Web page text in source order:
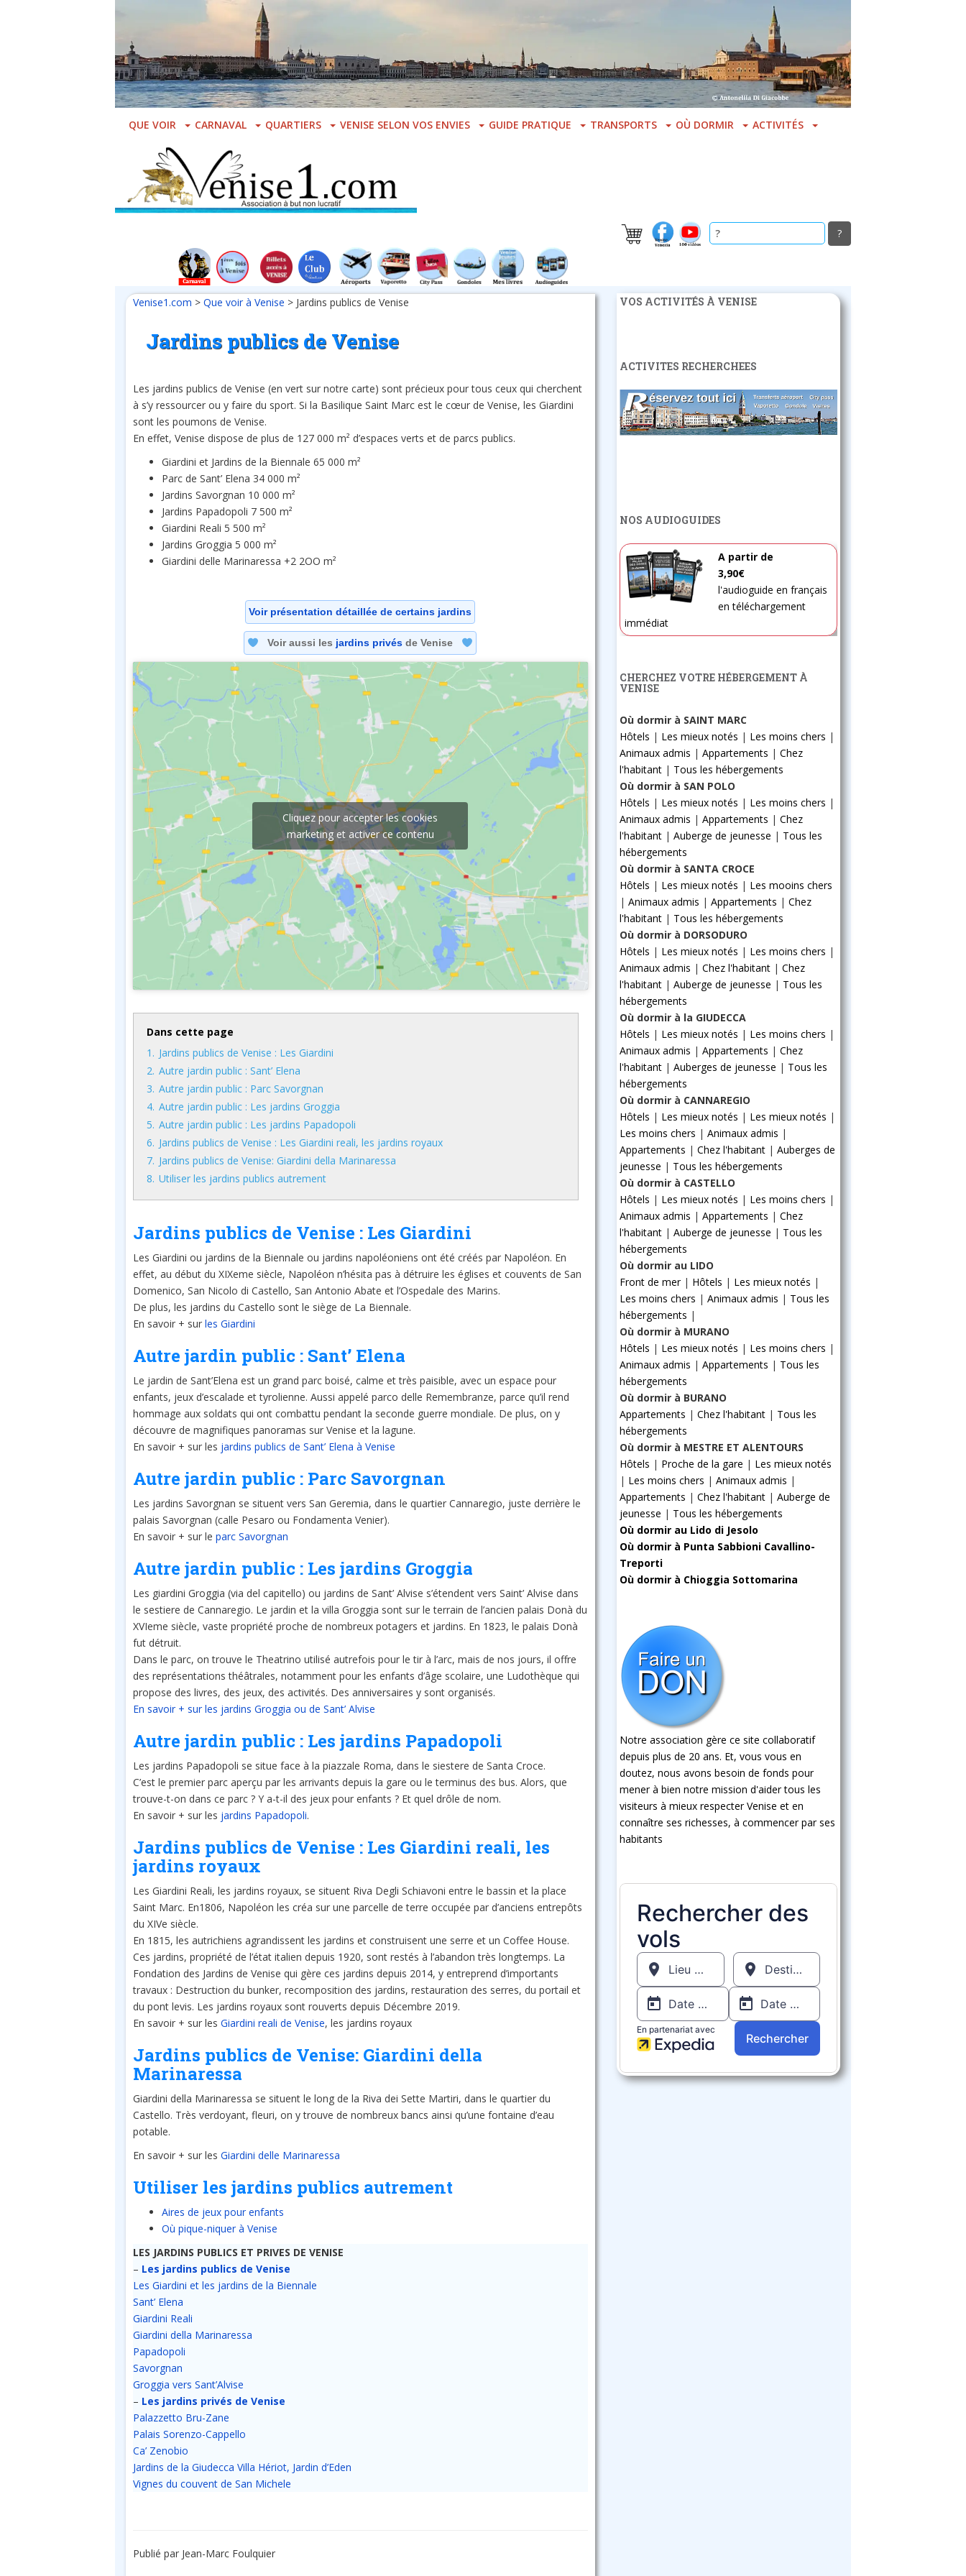
main
content
QUE VOIR CARNAVAL QUARTIERS VENISE SELON VOS ENVIES GUIDE PRATIQUE TRANSPORTS OÙ DORMIR ACTIVITÉS
Venise1.com > Que voir à Venise > Jardins publics de Venise
Jardins publics de Venise
Les jardins publics de Venise (en vert sur notre carte) sont précieux pour tous ceux qui cherchent
à s’y ressourcer ou y faire du sport. Si la Basilique Saint Marc est le cœur de Venise, les Giardini
sont les poumons de Venise.
En effet, Venise dispose de plus de 127 000 m² d’espaces verts et de parcs publics.
Giardini et Jardins de la Biennale 65 000 m²
Parc de Sant’ Elena 34 000 m²
Jardins Savorgnan 10 000 m²
Jardins Papadopoli 7 500 m²
Giardini Reali 5 500 m²
Jardins Groggia 5 000 m²
Giardini delle Marinaressa +2 2OO m²
Voir présentation détaillée de certains jardins
Voir aussi les jardins privés de Venise
Cliquez pour accepter les cookies
marketing et activer ce contenu
Dans cette page
1. Jardins publics de Venise : Les Giardini
2. Autre jardin public : Sant’ Elena
3. Autre jardin public : Parc Savorgnan
4. Autre jardin public : Les jardins Groggia
5. Autre jardin public : Les jardins Papadopoli
6. Jardins publics de Venise : Les Giardini reali, les jardins royaux
7. Jardins publics de Venise: Giardini della Marinaressa
8. Utiliser les jardins publics autrement
Jardins publics de Venise : Les Giardini
Les Giardini ou jardins de la Biennale ou jardins napoléoniens ont été créés par Napoléon. En
effet, au début du XIXeme siècle, Napoléon n’hésita pas à détruire les églises et couvents de San
Domenico, San Nicolo di Castello, San Antonio Abate et l’Ospedale des Marins.
De plus, les jardins du Castello sont le siège de La Biennale.
En savoir + sur les Giardini
Autre jardin public : Sant’ Elena
Le jardin de Sant’Elena est un grand parc boisé, calme et très paisible, avec un espace pour
enfants, jeux d’escalade et tyrolienne. Aussi appelé parco delle Remembranze, parce qu’il rend
hommage aux soldats qui ont combattu pendant la seconde guerre mondiale. De plus, on y
découvre de magnifiques panoramas sur Venise et la lagune.
En savoir + sur les jardins publics de Sant’ Elena à Venise
Autre jardin public : Parc Savorgnan
Les jardins Savorgnan se situent vers San Geremia, dans le quartier Cannaregio, juste derrière le
palais Savorgnan (calle Pesaro ou Fondamenta Venier).
En savoir + sur le parc Savorgnan
Autre jardin public : Les jardins Groggia
Les giardini Groggia (via del capitello) ou jardins de Sant’ Alvise s’étendent vers Saint’ Alvise dans
le sestiere de Cannaregio. Le jardin et la villa Groggia sont sur le terrain de l’ancien palais Donà du
XVIeme siècle, vaste propriété proche de nombreux potagers et jardins. En 1823, le palais Donà
fut détruit.
Dans le parc, on trouve le Theatrino utilisé autrefois pour le tir à l’arc, mais de nos jours, il offre
des représentations théâtrales, notamment pour les enfants d’âge scolaire, une Ludothèque qui
propose des livres, des jeux, des activités. Des anniversaires y sont organisés.
En savoir + sur les jardins Groggia ou de Sant’ Alvise
Autre jardin public : Les jardins Papadopoli
Les jardins Papadopoli se situe face à la piazzale Roma, dans le siestere de Santa Croce.
C’est le premier parc aperçu par les arrivants depuis la gare ou le terminus des bus. Alors, que
trouve-t-on dans ce parc ? Y a-t-il des jeux pour enfants ? Et quel drôle de nom.
En savoir + sur les jardins Papadopoli.
Jardins publics de Venise : Les Giardini reali, les
jardins royaux
Les Giardini Reali, les jardins royaux, se situent Riva Degli Schiavoni entre le bassin et la place
Saint Marc. En1806, Napoléon les créa sur une parcelle de terre occupée par d’anciens entrepôts
du XIVe siècle.
En 1815, les autrichiens agrandissent les jardins et construisent une serre et un Coffee House.
Ces jardins, propriété de l’état italien depuis 1920, sont restés à l’abandon très longtemps. La
Fondation des Jardins de Venise qui gère ces jardins depuis 2014, y entreprend d’importants
travaux : Destruction du bunker, recomposition des jardins, restauration des serres, du portail et
du pont levis. Les jardins royaux sont rouverts depuis Décembre 2019.
En savoir + sur les Giardini reali de Venise, les jardins royaux
Jardins publics de Venise: Giardini della
Marinaressa
Giardini della Marinaressa se situent le long de la Riva dei Sette Martiri, dans le quartier du
Castello. Très verdoyant, fleuri, on y trouve de nombreux bancs ainsi qu’une fontaine d’eau
potable.
En savoir + sur les Giardini delle Marinaressa
Utiliser les jardins publics autrement
Aires de jeux pour enfants
Où pique-niquer à Venise
LES JARDINS PUBLICS ET PRIVES DE VENISE
– Les jardins publics de Venise
Les Giardini et les jardins de la Biennale
Sant’ Elena
Giardini Reali
Giardini della Marinaressa
Papadopoli
Savorgnan
Groggia vers Sant’Alvise
– Les jardins privés de Venise
Palazzetto Bru-Zane
Palais Sorenzo-Cappello
Ca’ Zenobio
Jardins de la Giudecca Villa Hériot, Jardin d’Eden
Vignes du couvent de San Michele
Publié par Jean-Marc Foulquier
VOS ACTIVITÉS À VENISE
ACTIVITES RECHERCHEES
NOS AUDIOGUIDES
A partir de
3,90€
l'audioguide en français
en téléchargement
immédiat
CHERCHEZ VOTRE HÉBERGEMENT À
VENISE
Où dormir à SAINT MARC
Hôtels | Les mieux notés | Les moins chers |
Animaux admis | Appartements | Chez
l'habitant| Tous les hébergements
Où dormir à SAN POLO
Hôtels | Les mieux notés | Les moins chers |
Animaux admis | Appartements | Chez
l'habitant| Auberge de jeunesse | Tous les
hébergements
Où dormir à SANTA CROCE
Hôtels | Les mieux notés | Les mooins chers
| Animaux admis | Appartements | Chez
l'habitant| Tous les hébergements
Où dormir à DORSODURO
Hôtels | Les mieux notés | Les moins chers |
Animaux admis | Chez l'habitant| Chez
l'habitant| Auberge de jeunesse | Tous les
hébergements
Où dormir à la GIUDECCA
Hôtels | Les mieux notés | Les moins chers |
Animaux admis | Appartements | Chez
l'habitant| Auberges de jeunesse | Tous les
hébergements
Où dormir à CANNAREGIO
Hôtels | Les mieux notés | Les mieux notés |
Les moins chers | Animaux admis |
Appartements | Chez l'habitant| Auberges de
jeunesse | Tous les hébergements
Où dormir à CASTELLO
Hôtels | Les mieux notés | Les moins chers |
Animaux admis | Appartements | Chez
l'habitant| Auberge de jeunesse | Tous les
hébergements
Où dormir au LIDO
Front de mer| Hôtels | Les mieux notés |
Les moins chers | Animaux admis | Tous les
hébergements |
Où dormir à MURANO
Hôtels | Les mieux notés | Les moins chers |
Animaux admis | Appartements | Tous les
hébergements
Où dormir à BURANO
Appartements | Chez l'habitant| Tous les
hébergements
Où dormir à MESTRE ET ALENTOURS
Hôtels | Proche de la gare | Les mieux notés
| Les moins chers | Animaux admis |
Appartements | Chez l'habitant| Auberge de
jeunesse | Tous les hébergements
Où dormir au Lido di Jesolo
Où dormir à Punta Sabbioni Cavallino-
Treporti
Où dormir à Chioggia Sottomarina
Notre association gère ce site collaboratif
depuis plus de 20 ans. Et, vous vous en
doutez, nous avons besoin de fonds pour
mener à bien notre mission d'aider tous les
visiteurs à mieux respecter Venise et en
connaître ses richesses, à commencer par ses
habitants